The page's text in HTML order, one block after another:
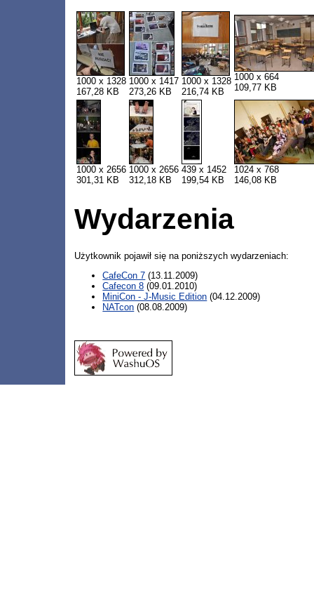
1000 x 1328
167,28 KB
1000 x 1417
273,26 KB
1000 x 1328
216,74 KB
1000 x 664
109,77 KB
1000 x 2656
301,31 KB
1000 x 2656
312,18 KB
439 x 1452
199,54 KB
1024 x 768
146,08 KB
Wydarzenia
Użytkownik pojawił się na poniższych wydarzeniach:
CafeCon 7 (13.11.2009)
Cafecon 8 (09.01.2010)
MiniCon - J-Music Edition (04.12.2009)
NATcon (08.08.2009)